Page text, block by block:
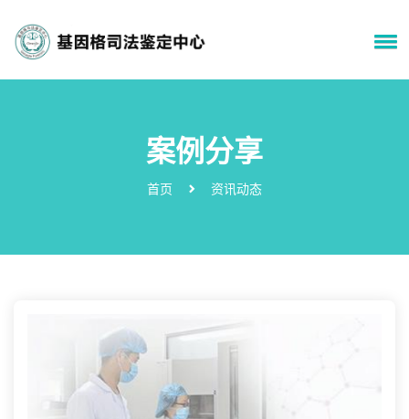
案例分享
首页 资讯动态